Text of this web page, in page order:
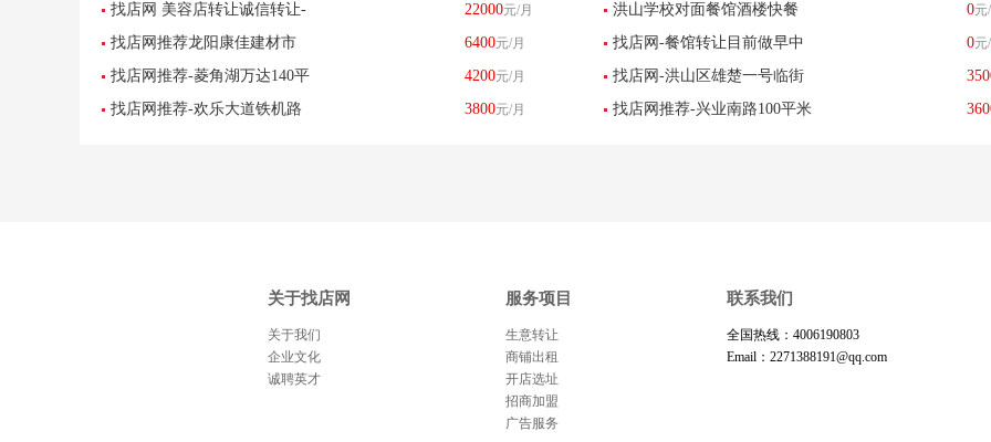
诚勿扰， 淘馆 生意转让
找店网 美容店转让诚信转让-
已转让
22000元/月 洪山学校对面餐馆酒楼快餐
店小吃店餐馆饭店转让
0元
找店网推荐龙阳康佳建材市
场橱柜店优惠转让已转让
6400元/月 找店网-餐馆转让目前做早中
晚
0元
找店网推荐-菱角湖万达140平
米棋牌室急转-已转让
4200元/月 找店网-洪山区雄楚一号临街
火锅店转让
找店网推荐-欢乐大道铁机路
3800元/月 找店网推荐-兴业南路100平米
关于找店网
关于我们
企业文化
诚聘英才
服务项目
生意转让
商铺出租
开店选址
招商加盟
广告服务
联系我们
全国热线：4006190803
Email：2271388191@qq.com